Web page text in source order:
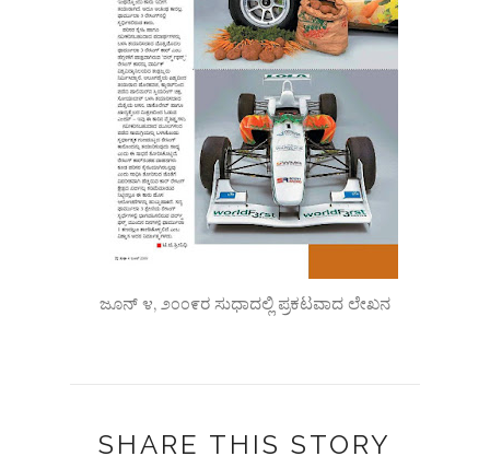
ಜೂನ್ ೪, ೨೦೦೯ರ ಸುಧಾದಲ್ಲಿ ಪ್ರಕಟವಾದ ಲೇಖನ
SHARE THIS STORY